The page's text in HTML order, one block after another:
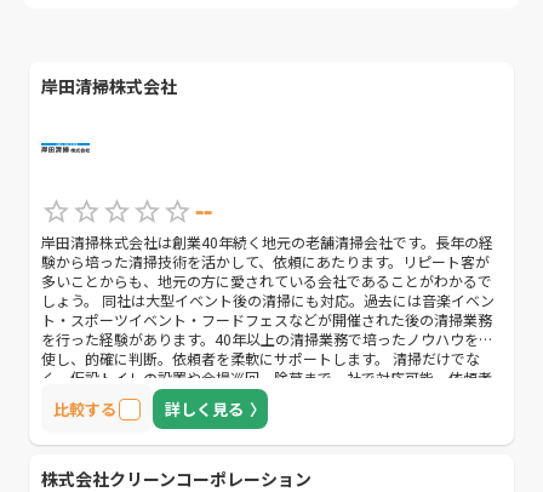
岸田清掃株式会社
--
岸田清掃株式会社は創業40年続く地元の老舗清掃会社です。長年の経
験から培った清掃技術を活かして、依頼にあたります。リピート客が
多いことからも、地元の方に愛されている会社であることがわかるで
しょう。 同社は大型イベント後の清掃にも対応。過去には音楽イベン
ト・スポーツイベント・フードフェスなどが開催された後の清掃業務
を行った経験があります。40年以上の清掃業務で培ったノウハウを駆
使し、的確に判断。依頼者を柔軟にサポートします。 清掃だけでな
く、仮設トイレの設置や会場巡回、除草まで一社で対応可能。依頼者
の幅広いニーズに、ワンストップで対応できるため、時間や料金のコ
ストを軽減できます。様々な業務を一社に頼みたい方におすすめの業
比較する 詳しく見る
株式会社クリーンコーポレーション